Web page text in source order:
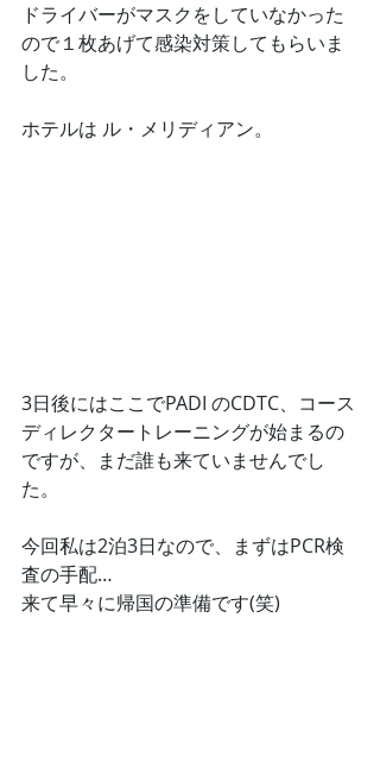
ドライバーがマスクをしていなかった
ので１枚あげて感染対策してもらいま
した。
ホテルは ル・メリディアン。
3日後にはここでPADI のCDTC、コース
ディレクタートレーニングが始まるの
ですが、まだ誰も来ていませんでし
た。
今回私は2泊3日なので、まずはPCR検
査の手配…
来て早々に帰国の準備です(笑)